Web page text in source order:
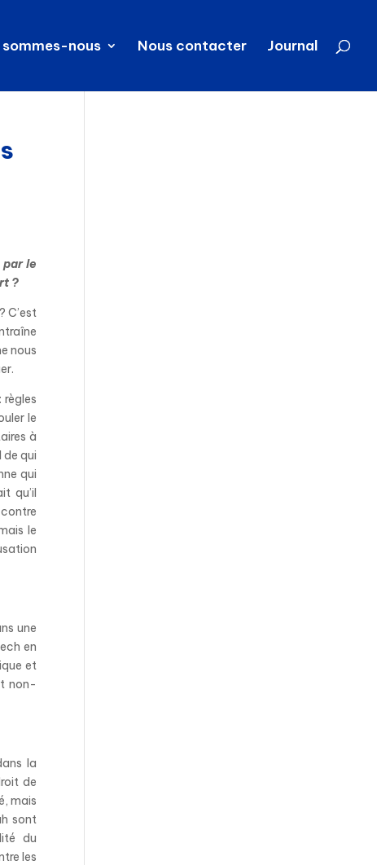
sommes-nous Nous contacter Journal
par le
?
C’est
nous
: règles
le
à
de qui
qui
qu’il
le
une
en
et
non-
la
de
mais
sont
du
les